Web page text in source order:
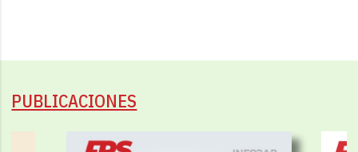
PUBLICACIONES